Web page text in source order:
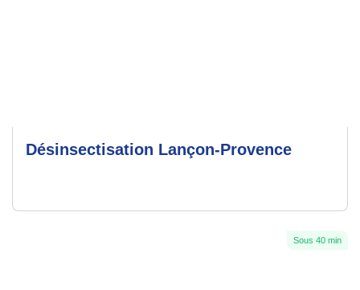
Désinsectisation Lançon-Provence
Sous 40 min